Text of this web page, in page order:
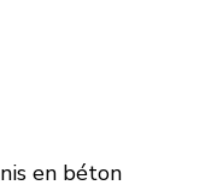
en béton